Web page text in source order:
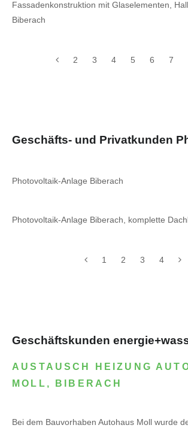
Fassadenkonstruktion mit Glaselementen,
Biberach
2 3 4 5 6 7
Geschäfts- und Privatkunden
Photovoltaik-Anlage Biberach
Photovoltaik-Anlage Biberach, komplette
1 2 3 4
Geschäftskunden
AUSTAUSCH HEIZUNG
MOLL, BIBERACH
Bei dem Bauvorhaben Autohaus Moll wurde